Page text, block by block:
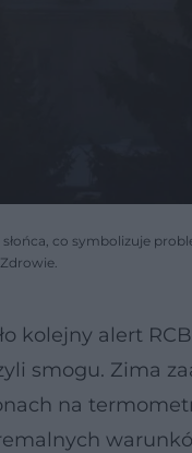
co symbolizuje
kolejny alert
smogu. Zima
na